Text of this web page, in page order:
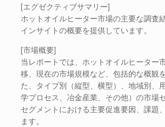
[エグゼクティブサマリー]
ホットオイルヒーター市場の主要な調査
インサイトの概要を提供しています。
[市場概要]
当レポートでは、ホットオイルヒーター
移、現在の市場規模など、包括的な概観
た、タイプ別（縦型、横型）、地域別、
学プロセス、冶金産業、その他）の市場
セグメントにおける主要促進要因、課題
ます。